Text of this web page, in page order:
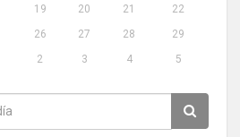
19 20 21
22
26 27 28
29
2 3 4 5